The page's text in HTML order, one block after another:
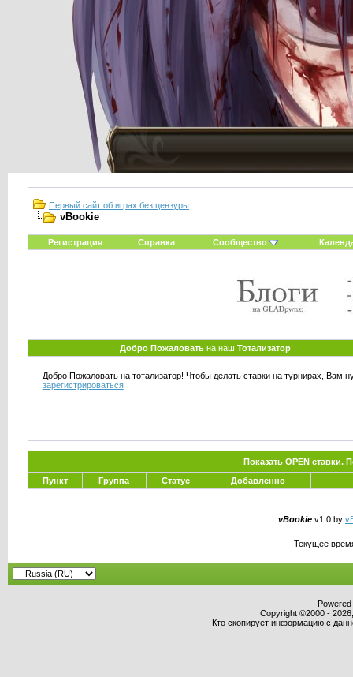
Первый сайт об играх без цензуры
vBookie
Регистрация Справка Сообщество
Добро Пожаловать на нашТотализатор!
Добро Пожаловать на тотализатор! Чтобы делать ставки на турнирах, Вам
зарегистрироваться
Показать OPEN ставки.
Пункт
Группа Статус Добавленно
vBookiev1.0 by
Текущее
Copyright ©2000 -
Кто скопирует информацию с